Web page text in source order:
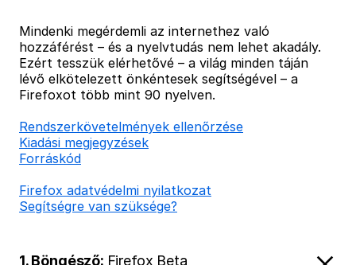
Mindenki megérdemli az internethez való
hozzáférést – és a nyelvtudás nem lehet akadály.
Ezért tesszük elérhetővé – a világ minden táján
lévő elkötelezett önkéntesek segítségével – a
Firefoxot több mint 90 nyelven.
Rendszerkövetelmények ellenőrzése
Kiadási megjegyzések
Forráskód
Firefox adatvédelmi nyilatkozat
Segítségre van szüksége?
1. Böngésző: Firefox Beta